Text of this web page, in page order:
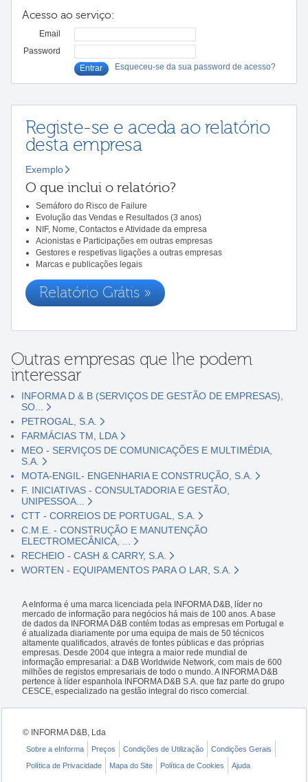
Acesso ao serviço:
Email
Password
Esqueceu-se da sua password de acesso?
Registe-se e aceda ao relatório
desta empresa
Exemplo
O que inclui o relatório?
Semáforo do Risco de Failure
Evolução das Vendas e Resultados (3 anos)
NIF, Nome, Contactos e Atividade da empresa
Acionistas e Participações em outras empresas
Gestores e respetivas ligações a outras empresas
Marcas e publicações legais
Relatório Grátis »
Outras empresas que lhe podem
interessar
INFORMA D & B (SERVIÇOS DE GESTÃO DE EMPRESAS),
SO...
PETROGAL, S.A.
FARMÁCIAS TM, LDA
MEO - SERVIÇOS DE COMUNICAÇÕES E MULTIMÉDIA,
S.A.
MOTA-ENGIL- ENGENHARIA E CONSTRUÇÃO, S.A.
F. INICIATIVAS - CONSULTADORIA E GESTÃO,
UNIPESSOA...
CTT - CORREIOS DE PORTUGAL, S.A.
C.M.E. - CONSTRUÇÃO E MANUTENÇÃO
ELECTROMECÂNICA, ...
RECHEIO - CASH & CARRY, S.A.
WORTEN - EQUIPAMENTOS PARA O LAR, S.A.
A eInforma é uma marca licenciada pela INFORMA D&B, líder no
mercado de informação para negócios há mais de 100 anos. A base
de dados da INFORMA D&B contém todas as empresas em Portugal e
é atualizada diariamente por uma equipa de mais de 50 técnicos
altamente qualificados, através de fontes públicas e das próprias
empresas. Desde 2004 que integra a maior rede mundial de
informação empresarial: a D&B Worldwide Network, com mais de 600
milhões de registos empresariais de todo o mundo. A INFORMA D&B
pertence à líder espanhola INFORMA D&B S.A. que faz parte do grupo
CESCE, especializado na gestão integral do risco comercial.
© INFORMA D&B, Lda
Sobre a eInforma Preços Condições de Utilização
Condições Gerais
Política de Privacidade
Mapa do Site Política de Cookies Ajuda